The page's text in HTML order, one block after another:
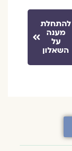
להתחלת
מענה
על
השאלון